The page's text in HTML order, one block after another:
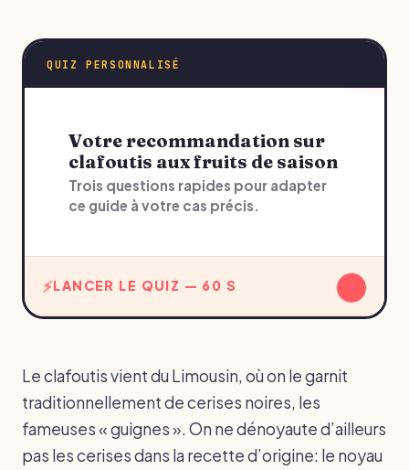
QUIZ PERSONNALISÉ
Votre recommandation sur
clafoutis aux fruits de saison
Trois questions rapides pour adapter
ce guide à votre cas précis.
LANCER LE QUIZ — 60 S
Le clafoutis vient du Limousin, où on le garnit
traditionnellement de cerises noires, les
fameuses « guignes ». On ne dénoyaute d’ailleurs
pas les cerises dans la recette d’origine: le noyau